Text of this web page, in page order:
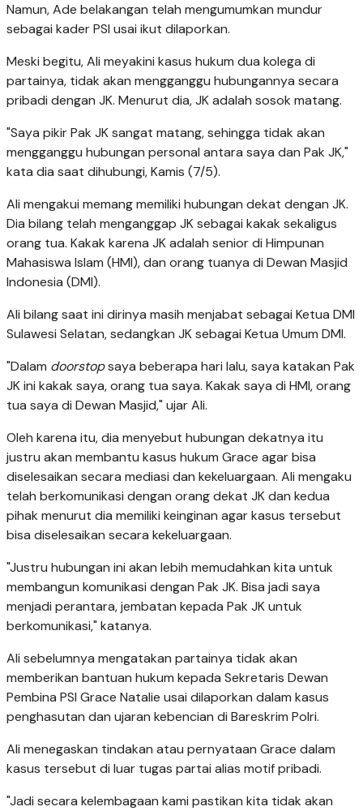
Namun, Ade belakangan telah mengumumkan mundur
sebagai kader PSI usai ikut dilaporkan.
Meski begitu, Ali meyakini kasus hukum dua kolega di
partainya, tidak akan mengganggu hubungannya secara
pribadi dengan JK. Menurut dia, JK adalah sosok matang.
"Saya pikir Pak JK sangat matang, sehingga tidak akan
mengganggu hubungan personal antara saya dan Pak JK,"
kata dia saat dihubungi, Kamis (7/5).
Ali mengakui memang memiliki hubungan dekat dengan JK.
Dia bilang telah menganggap JK sebagai kakak sekaligus
orang tua. Kakak karena JK adalah senior di Himpunan
Mahasiswa Islam (HMI), dan orang tuanya di Dewan Masjid
Indonesia (DMI).
Ali bilang saat ini dirinya masih menjabat sebagai Ketua DMI
Sulawesi Selatan, sedangkan JK sebagai Ketua Umum DMI.
"Dalam doorstopsaya beberapa hari lalu, saya katakan Pak
JK ini kakak saya, orang tua saya. Kakak saya di HMI, orang
tua saya di Dewan Masjid," ujar Ali.
Oleh karena itu, dia menyebut hubungan dekatnya itu
justru akan membantu kasus hukum Grace agar bisa
diselesaikan secara mediasi dan kekeluargaan. Ali mengaku
telah berkomunikasi dengan orang dekat JK dan kedua
pihak menurut dia memiliki keinginan agar kasus tersebut
bisa diselesaikan secara kekeluargaan.
"Justru hubungan ini akan lebih memudahkan kita untuk
membangun komunikasi dengan Pak JK. Bisa jadi saya
menjadi perantara, jembatan kepada Pak JK untuk
berkomunikasi," katanya.
Ali sebelumnya mengatakan partainya tidak akan
memberikan bantuan hukum kepada Sekretaris Dewan
Pembina PSI Grace Natalie usai dilaporkan dalam kasus
penghasutan dan ujaran kebencian di Bareskrim Polri.
Ali menegaskan tindakan atau pernyataan Grace dalam
kasus tersebut di luar tugas partai alias motif pribadi.
"Jadi secara kelembagaan kami pastikan kita tidak akan